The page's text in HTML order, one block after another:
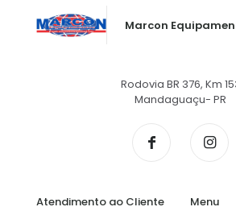
Marcon
Rodovia BR 376, Km
Mandaguaçu- PR
Atendimento ao Cliente Menu